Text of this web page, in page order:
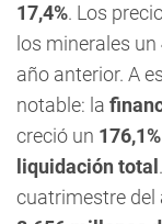
17,4%. Los
los minerales un
año anterior. A
notable: la
creció un
liquidación total
cuatrimestre del